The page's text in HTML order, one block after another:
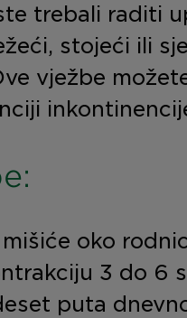
trebali raditi
stojeći ili
vježbe
oko
3 do 6
puta